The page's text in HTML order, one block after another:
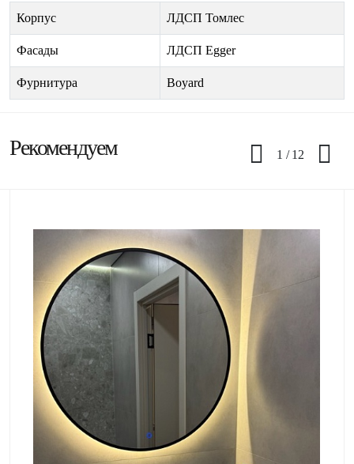
Корпус ЛДСП Томлес
Фасады ЛДСП Egger
Фурнитура Boyard
Рекомендуем